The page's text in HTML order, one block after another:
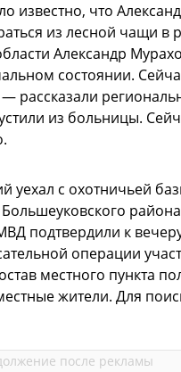
известно, что
из лесной чащи в
Александр
состоянии.
рассказали
из больницы.
с охотничьей
подтвердили к
операции
местного пункта
жители. Для